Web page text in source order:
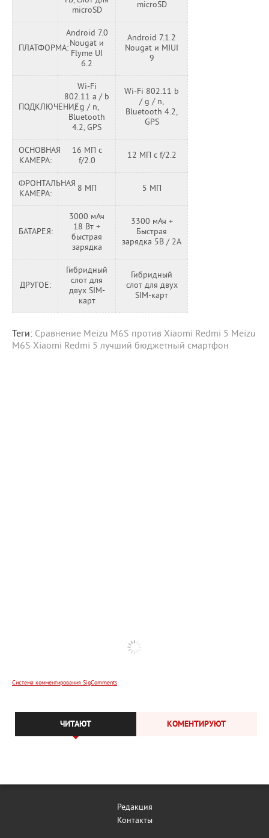
microSD
microSD
ПЛАТФОРМА:
Android 7.0
Nougat и
Flyme UI
6.2
Android 7.1.2
Nougat и MIUI
9
ПОДКЛЮЧЕНИЕ:
Wi-Fi
802.11 a / b
/ g / n,
Bluetooth
4.2, GPS
Wi-Fi 802.11 b
/ g / n,
Bluetooth 4.2,
GPS
ОСНОВНАЯ
КАМЕРА:
16 МП с
f/2.0
12 МП с f/2.2
ФРОНТАЛЬНАЯ
КАМЕРА:
8 МП 5 МП
БАТАРЕЯ:
3000 мАч
18 Вт +
быстрая
зарядка
3300 мАч +
Быстрая
зарядка 5В / 2А
ДРУГОЕ:
Гибридный
слот для
двух SIM-
карт
Гибридный
слот для двух
SIM-карт
Теги: Сравнение Meizu M6S против Xiaomi Redmi 5 Meizu
M6S Xiaomi Redmi 5 лучший бюджетный смартфон